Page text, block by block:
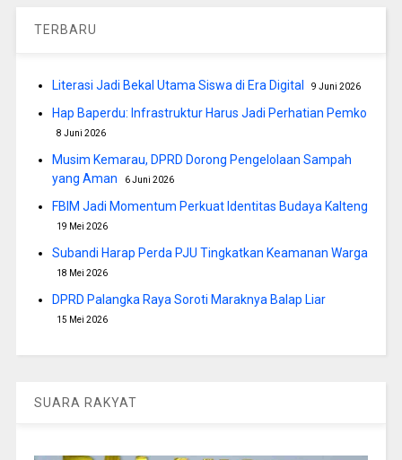
TERBARU
Literasi Jadi Bekal Utama Siswa di Era Digital 9 Juni 2026
Hap Baperdu: Infrastruktur Harus Jadi Perhatian Pemko
8 Juni 2026
Musim Kemarau, DPRD Dorong Pengelolaan Sampah
yang Aman
6 Juni 2026
FBIM Jadi Momentum Perkuat Identitas Budaya Kalteng
19 Mei 2026
Subandi Harap Perda PJU Tingkatkan Keamanan Warga
18 Mei 2026
DPRD Palangka Raya Soroti Maraknya Balap Liar
15 Mei 2026
SUARA RAKYAT